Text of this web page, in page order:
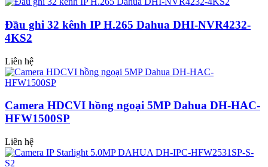
Đầu ghi 32 kênh IP H.265 Dahua DHI-NVR4232-
4KS2
Liên hệ
Camera HDCVI hồng ngoại 5MP Dahua DH-HAC-
HFW1500SP
Liên hệ